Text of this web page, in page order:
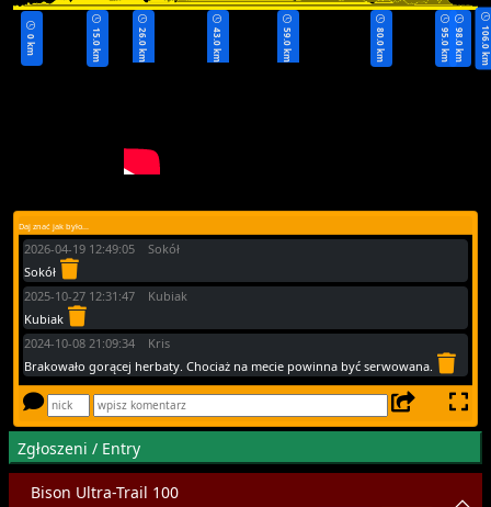
0 km 15.0 km 26.0 km 43.0 km 59.0 km 80.0 km 95.0 km98.0 km 106.0 km
Daj znać jak było...
2026-04-19 12:49:05 Sokół
Sokół
2025-10-27 12:31:47 Kubiak
Kubiak
2024-10-08 21:09:34 Kris
Brakowało gorącej herbaty. Chociaż na mecie powinna być serwowana.
Zgłoszeni / Entry
Bison Ultra-Trail 100